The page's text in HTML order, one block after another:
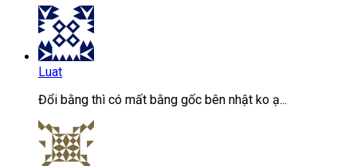
Luat
Đổi bằng thì có mất bằng gốc bên nhật ko ạ...